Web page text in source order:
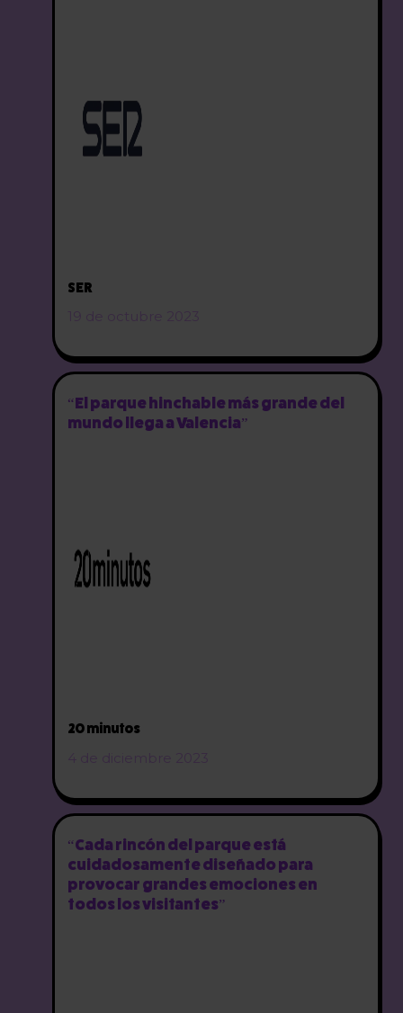
SER
“El parque hinchable más grande del
mundo llega a Valencia”
20 minutos
“Cada rincón del parque está
cuidadosamente diseñado para
provocar grandes emociones en
todos los visitantes”